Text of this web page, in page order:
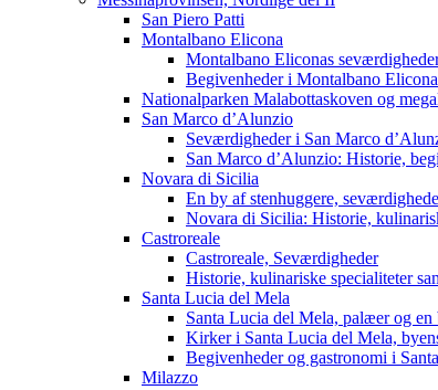
San Piero Patti
Montalbano Elicona
Montalbano Eliconas
Begivenheder i Montalbano
Nationalparken Malabottaskoven og
San Marco d’Alunzio
Seværdigheder i San Marco
San Marco d’Alunzio: Historie,
Novara di Sicilia
En by af stenhuggere,
Novara di Sicilia: Historie,
Castroreale
Castroreale, Seværdigheder
Historie, kulinariske specialiteter
Santa Lucia del Mela
Santa Lucia del Mela, palæer og en
Kirker i Santa Lucia del Mela,
Begivenheder og gastronomi i
Milazzo